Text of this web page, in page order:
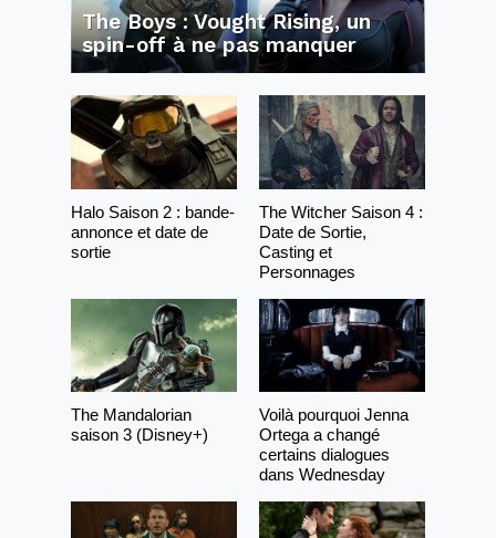
The Boys : Vought Rising, un
spin-off à ne pas manquer
Halo Saison 2 : bande-
annonce et date de
sortie
The Witcher Saison 4 :
Date de Sortie,
Casting et
Personnages
The Mandalorian
saison 3 (Disney+)
Voilà pourquoi Jenna
Ortega a changé
certains dialogues
dans Wednesday